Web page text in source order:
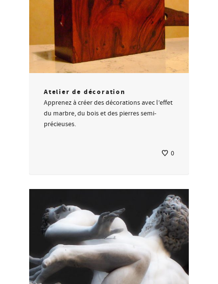
Atelier de décoration
Apprenez à créer des décorations avec l’effet
du marbre, du bois et des pierres semi-
précieuses.
0